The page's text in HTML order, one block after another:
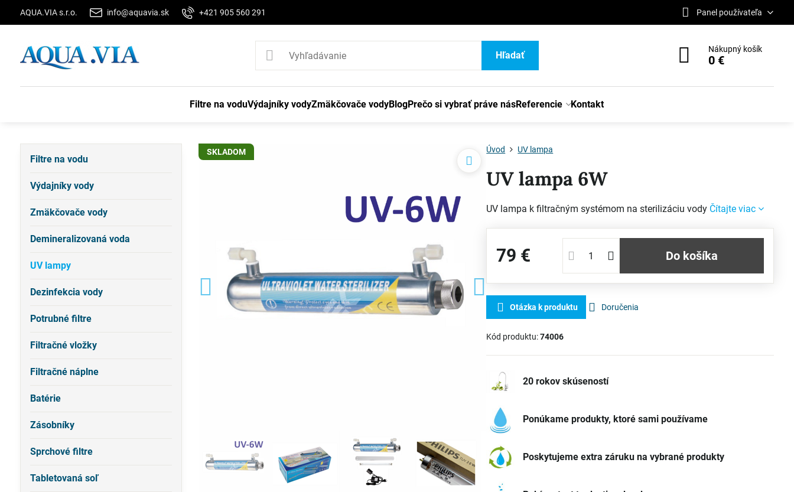
AQUA.VIA s.r.o. info@aquavia.sk +421 905 560 291 Panel používateľa
Hľadať
Nákupný košík
0 €
Filtre na voduVýdajníky vodyZmäkčovače vodyBlogPrečo si vybrať práve násReferencie Kontakt
SKLADOM Úvod UV lampa
UV lampa 6W
UV lampa k filtračným systémom na sterilizáciu vody Čítajte viac
79 € Do košíka
Otázka k produktu Doručenia
Kód produktu:74006
20 rokov skúseností
Ponúkame produkty, ktoré sami používame
Poskytujeme extra záruku na vybrané produkty
Filtre na vodu
Výdajníky vody
Zmäkčovače vody
Demineralizovaná voda
UV lampy
Dezinfekcia vody
Potrubné filtre
Filtračné vložky
Filtračné náplne
Batérie
Zásobníky
Sprchové filtre
Tabletovaná soľ